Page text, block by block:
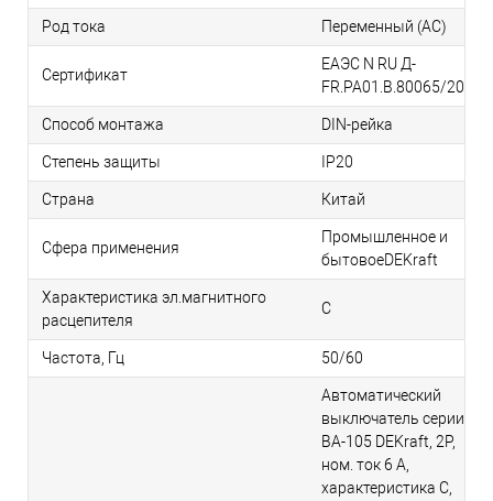
Род тока Переменный (AC)
Сертификат
ЕАЭС N RU Д-
FR.РА01.В.80065/20
Способ монтажа DIN-рейка
Степень защиты IP20
Страна Китай
Сфера применения
Промышленное и
бытовоеDEKraft
Характеристика эл.магнитного
расцепителя
C
Частота, Гц 50/60
Автоматический
выключатель серии
ВА-105 DEKraft, 2P,
ном. ток 6 А,
характеристика C,